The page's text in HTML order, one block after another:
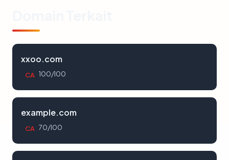
xxoo.com
CA 100/100
example.com
CA 70/100